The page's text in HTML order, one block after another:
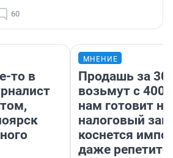
60
то в
МНЕНИЕ
Продашь за
возьмут с
нам готовит
налоговый
коснется
даже